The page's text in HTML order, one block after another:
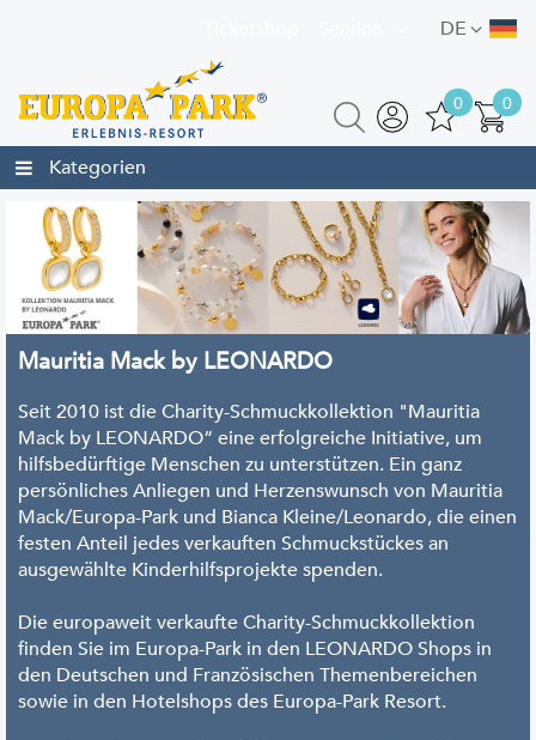
DE
0
0
Kategorien
Mauritia Mack by LEONARDO
Seit 2010 ist die Charity-Schmuckkollektion "Mauritia
Mack by LEONARDO“ eine erfolgreiche Initiative, um
hilfsbedürftige Menschen zu unterstützen. Ein ganz
persönliches Anliegen und Herzenswunsch von Mauritia
Mack/Europa-Park und Bianca Kleine/Leonardo, die einen
festen Anteil jedes verkauften Schmuckstückes an
ausgewählte Kinderhilfsprojekte spenden.
Die europaweit verkaufte Charity-Schmuckkollektion
finden Sie im Europa-Park in den LEONARDO Shops in
den Deutschen und Französischen Themenbereichen
sowie in den Hotelshops des Europa-Park Resort.